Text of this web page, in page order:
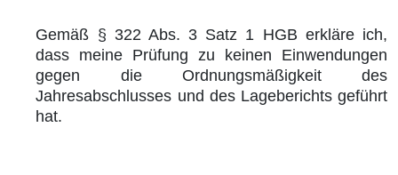
Gemäß § 322 Abs. 3 Satz 1 HGB erkläre ich,
dass meine Prüfung zu keinen Einwendungen
gegen die Ordnungsmäßigkeit des
Jahresabschlusses und des Lageberichts geführt
hat.